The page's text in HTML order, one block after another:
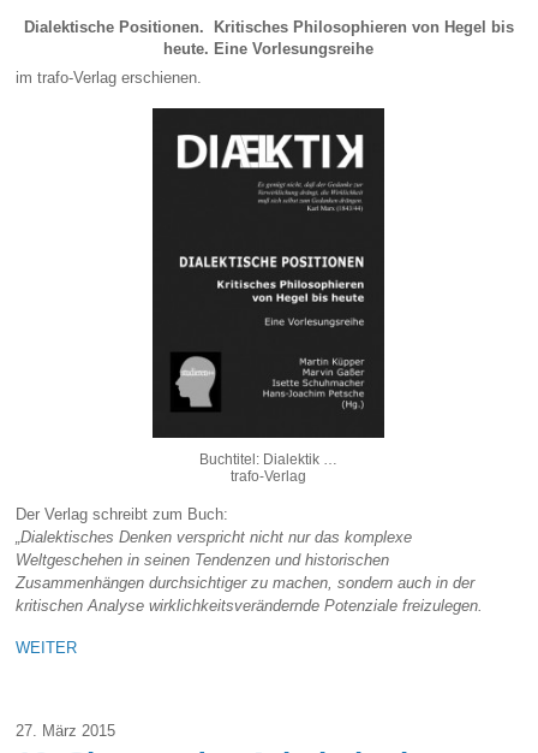
Dialektische Positionen. Kritisches Philosophieren von Hegel bis
heute. Eine Vorlesungsreihe
im trafo-Verlag erschienen.
Buchtitel: Dialektik …
trafo-Verlag
Der Verlag schreibt zum Buch:
„Dialektisches Denken verspricht nicht nur das komplexe
Weltgeschehen in seinen Tendenzen und historischen
Zusammenhängen durchsichtiger zu machen, sondern auch in der
kritischen Analyse wirklichkeitsverändernde Potenziale freizulegen.
WEITER
27. März 2015